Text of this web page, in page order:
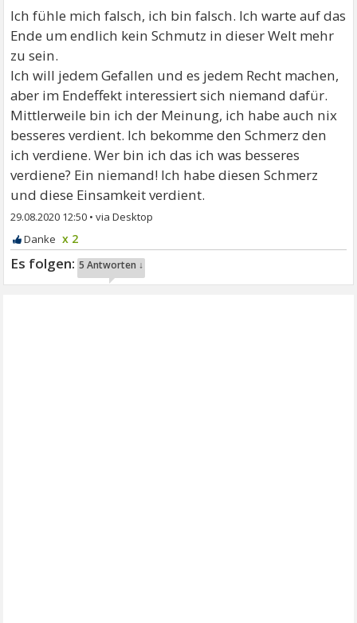
Ich fühle mich falsch, ich bin falsch. Ich warte auf das
Ende um endlich kein Schmutz in dieser Welt mehr
zu sein.
Ich will jedem Gefallen und es jedem Recht machen,
aber im Endeffekt interessiert sich niemand dafür.
Mittlerweile bin ich der Meinung, ich habe auch nix
besseres verdient. Ich bekomme den Schmerz den
ich verdiene. Wer bin ich das ich was besseres
verdiene? Ein niemand! Ich habe diesen Schmerz
und diese Einsamkeit verdient.
29.08.2020 12:50 •
x 2
5 Antworten ↓